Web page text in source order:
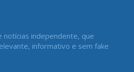
notícias independente, que
informativo e sem fake